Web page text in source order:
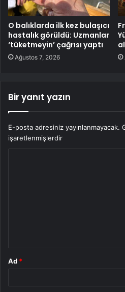
O balıklarda ilk kez bulaşıcı
hastalık görüldü: Uzmanlar
‘tüketmeyin’ çağrısı yaptı
Ağustos 7, 2026
Bir yanıt yazın
E-posta adresiniz yayınlanmayacak.
işaretlenmişlerdir
Ad *